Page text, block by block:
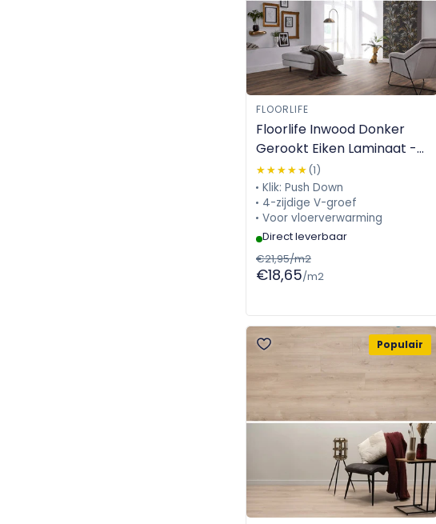
FLOORLIFE
Floorlife Inwood Donker
Gerookt Eiken Laminaat -
5049242419
★★★★★
★★★★★(1)
Klik: Push Down
4-zijdige V-groef
Voor vloerverwarming
Direct leverbaar
€21,95/m2
€18,65/m2
Populair